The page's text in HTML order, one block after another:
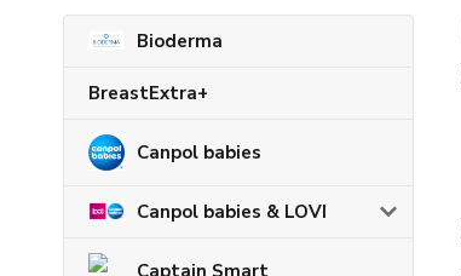
Bioderma
BreastExtra+
Canpol babies
Canpol babies & LOVI
Captain Smart